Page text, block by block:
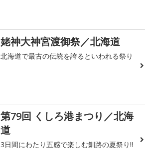
姥神大神宮渡御祭／北海道
北海道で最古の伝統を誇るといわれる祭り
第79回 くしろ港まつり／北海
道
3日間にわたり五感で楽しむ釧路の夏祭り!!